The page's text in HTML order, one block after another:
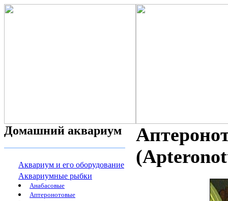
Домашний аквариум
Аквариум и его оборудование
Аквариумные рыбки
Анабасовые
Аптеронотовые